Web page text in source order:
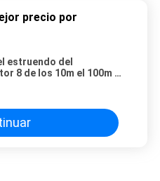
precio por
estruendo del
8 de los 10m el 100m el